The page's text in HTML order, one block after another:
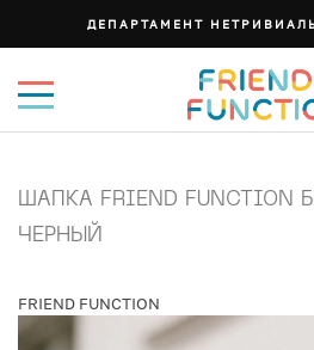
ШАПКА FRIEND FUNCTION
ЧЕРНЫЙ
FRIEND FUNCTION